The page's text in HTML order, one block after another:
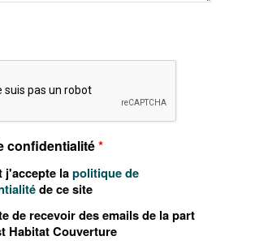
confidentialité*
j'accepte lapolitique de
de ce site
de recevoir des emails de la part
Habitat Couverture